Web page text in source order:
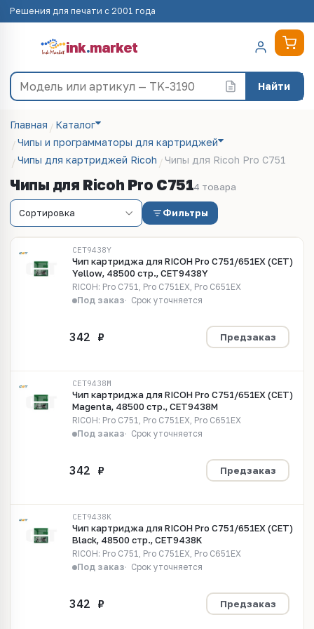
Решения для печати с 2001 года
ink.market
Найти
Главная
Каталог
Чипы и программаторы для картриджей
Чипы для картриджей Ricoh
Чипы для Ricoh Pro C751
Чипы для Ricoh Pro C7514 товара
Фильтры
CET9438Y
Чип картриджа для RICOH Pro C751/651EX (CET)
Yellow, 48500 стр., CET9438Y
RICOH: Pro C751, Pro C751EX, Pro C651EX
Под заказ
Срок уточняется
Предзаказ
CET9438M
Чип картриджа для RICOH Pro C751/651EX (CET)
Magenta, 48500 стр., CET9438M
RICOH: Pro C751, Pro C751EX, Pro C651EX
Под заказ
Срок уточняется
Предзаказ
CET9438K
Чип картриджа для RICOH Pro C751/651EX (CET)
Black, 48500 стр., CET9438K
RICOH: Pro C751, Pro C751EX, Pro C651EX
Под заказ
Срок уточняется
Предзаказ